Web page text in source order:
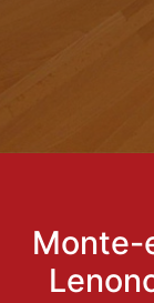
Monte-